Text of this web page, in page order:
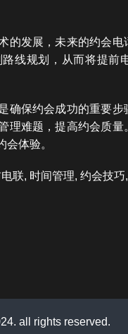
的发展，未来的约会
线规划，从而将提前
确保约会成功的重要
理难题，提高约会质
体验。
联, 时间管理, 约会技巧
all rights reserved.